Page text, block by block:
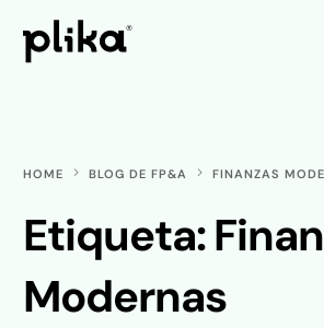
HOME BLOG DE FP&A FINANZAS
Etiqueta:
Modernas